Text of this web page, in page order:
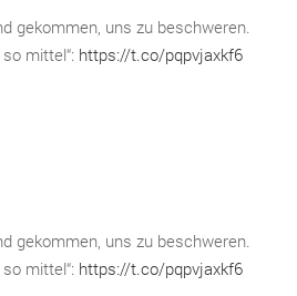
gekommen, uns zu beschweren.
mittel“: https://t.co/pqpvjaxkf6
gekommen, uns zu beschweren.
mittel“: https://t.co/pqpvjaxkf6